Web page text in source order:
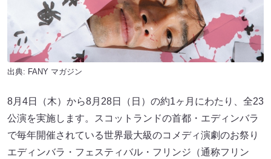
出典: FANY マガジン
8月4日（木）から8月28日（日）の約1ヶ月にわたり、全23
公演を実施します。スコットランドの首都・エディンバラ
で毎年開催されている世界最大級のコメディ演劇のお祭り
エディンバラ・フェスティバル・フリンジ（通称フリン